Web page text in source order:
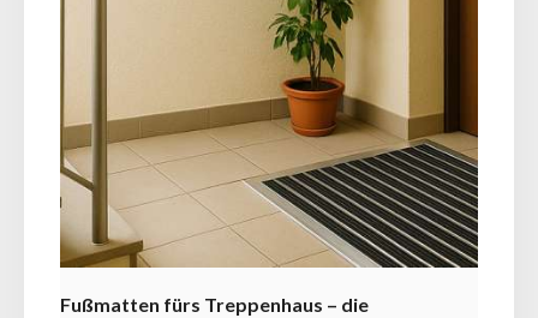
Fußmatten fürs Treppenhaus – die